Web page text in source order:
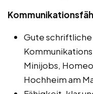
Gute
Minijobs,
Hochheim am